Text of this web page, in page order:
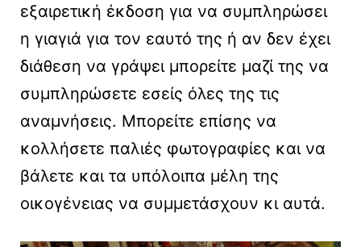
εξαιρετική έκδοση για να συμπληρώσει
η γιαγιά για τον εαυτό της ή αν δεν έχει
διάθεση να γράψει μπορείτε μαζί της να
συμπληρώσετε εσείς όλες της τις
αναμνήσεις. Μπορείτε επίσης να
κολλήσετε παλιές φωτογραφίες και να
βάλετε και τα υπόλοιπα μέλη της
οικογένειας να συμμετάσχουν κι αυτά.